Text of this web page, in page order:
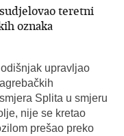
teretni
oznaka
upravljao
Splita u smjeru
nije se kretao
prešao preko